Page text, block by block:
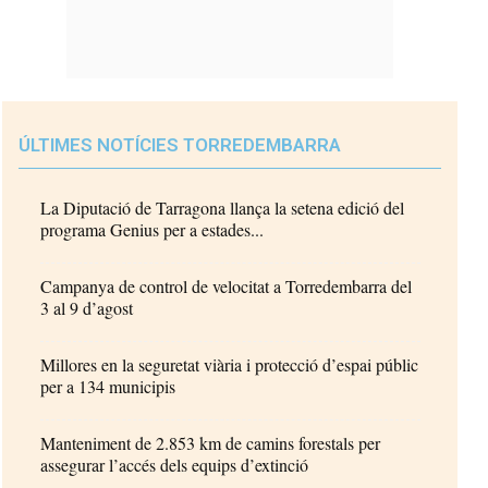
ÚLTIMES NOTÍCIES TORREDEMBARRA
La Diputació de Tarragona llança la setena edició del
programa Genius per a estades...
Campanya de control de velocitat a Torredembarra del
3 al 9 d’agost
Millores en la seguretat viària i protecció d’espai públic
per a 134 municipis
Manteniment de 2.853 km de camins forestals per
assegurar l’accés dels equips d’extinció